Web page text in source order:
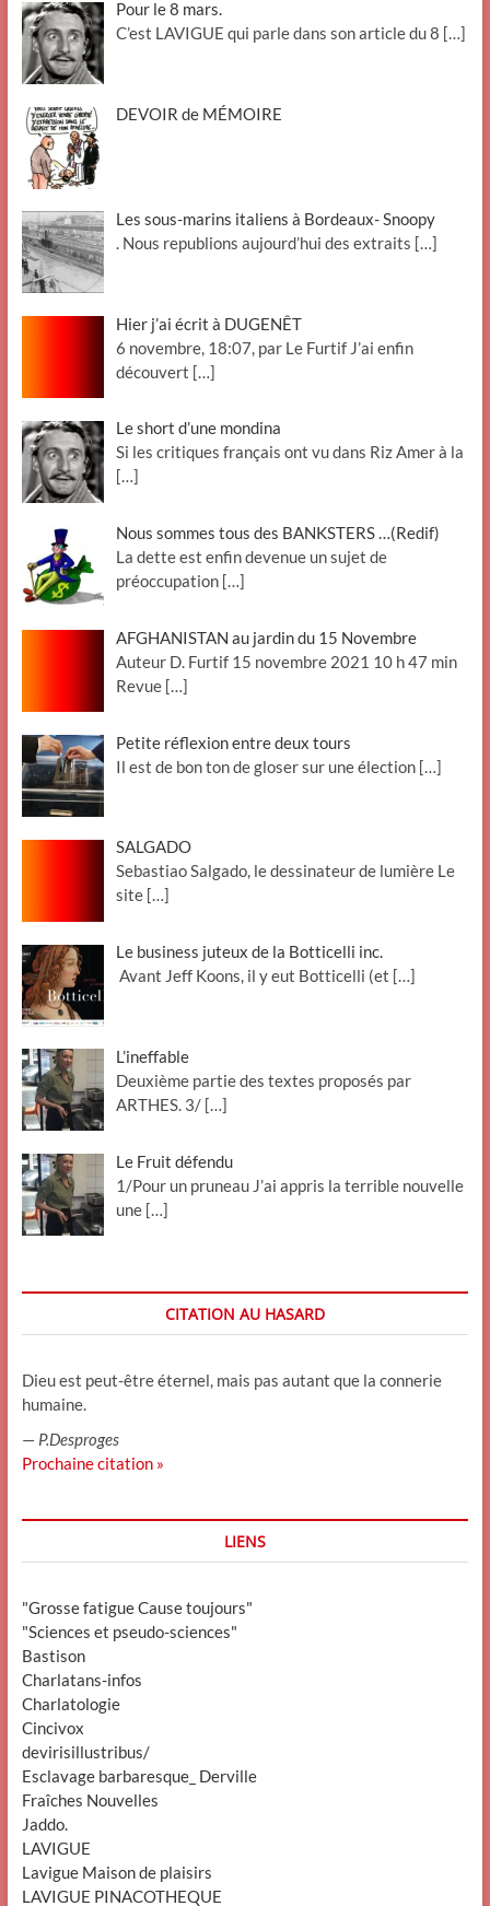
Pour le 8 mars.
C’est LAVIGUE qui parle dans son article du 8 […]
DEVOIR de MÉMOIRE
Les sous-marins italiens à Bordeaux- Snoopy
. Nous republions aujourd’hui des extraits […]
Hier j’ai écrit à DUGENÊT
6 novembre, 18:07, par Le Furtif J’ai enfin
découvert […]
Le short d’une mondina
Si les critiques français ont vu dans Riz Amer à la
[…]
Nous sommes tous des BANKSTERS …(Redif)
La dette est enfin devenue un sujet de
préoccupation […]
AFGHANISTAN au jardin du 15 Novembre
Auteur D. Furtif 15 novembre 2021 10 h 47 min
Revue […]
Petite réflexion entre deux tours
Il est de bon ton de gloser sur une élection […]
SALGADO
Sebastiao Salgado, le dessinateur de lumière Le
site […]
Le business juteux de la Botticelli inc.
Avant Jeff Koons, il y eut Botticelli (et […]
L’ineffable
Deuxième partie des textes proposés par
ARTHES. 3/ […]
Le Fruit défendu
1/Pour un pruneau J’ai appris la terrible nouvelle
une […]
CITATION AU HASARD
Dieu est peut-être éternel, mais pas autant que la connerie
humaine.
— P.Desproges
Prochaine citation »
LIENS
"Grosse fatigue Cause toujours"
"Sciences et pseudo-sciences"
Bastison
Charlatans-infos
Charlatologie
Cincivox
devirisillustribus/
Esclavage barbaresque_ Derville
Fraîches Nouvelles
Jaddo.
LAVIGUE
Lavigue Maison de plaisirs
LAVIGUE PINACOTHEQUE